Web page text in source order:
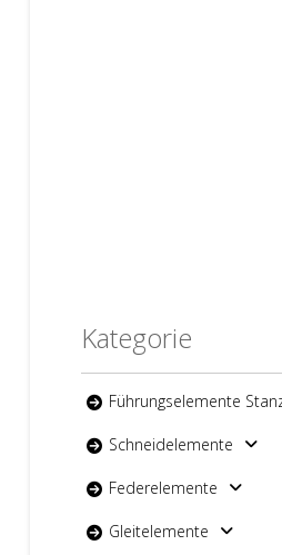
Kategorie
Führungselemente
Schneidelemente
Federelemente
Gleitelemente